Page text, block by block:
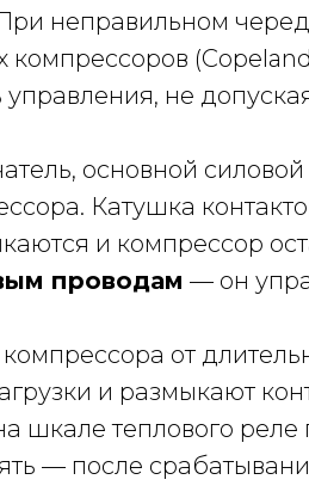
неправильном
не
основной
Катушка
и компрессор
проводам — он
от
и размыкают
шкале теплового
— после